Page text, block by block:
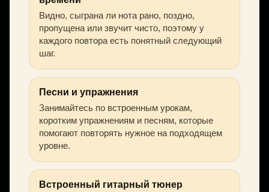
Видно, сыграна ли нота рано, поздно,
пропущена или звучит чисто, поэтому у
каждого повтора есть понятный следующий
шаг.
Песни и упражнения
Занимайтесь по встроенным урокам,
коротким упражнениям и песням, которые
помогают повторять нужное на подходящем
уровне.
Встроенный гитарный тюнер